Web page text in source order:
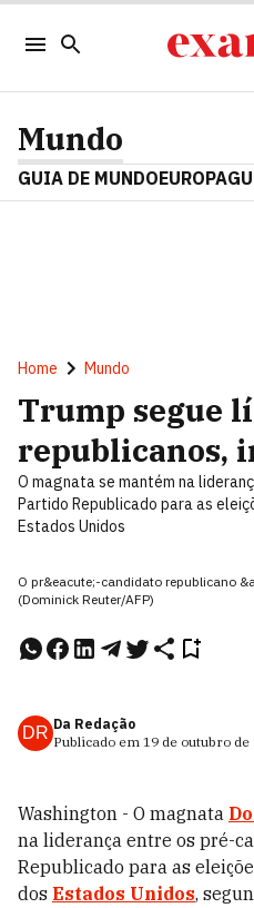
Mundo
GUIA DE MUNDOEUROPA
Home Mundo
Trump segue
republicanos,
O magnata se mantém na
Partido Republicado para as
Estados Unidos
O pr&eacute;-candidato republicano
(Dominick Reuter/AFP)
DR Da Redação
Publicado em 19 de outubro de
Washington - O magnata
na liderança entre os pré-
Republicado para as
dos Estados Unidos,